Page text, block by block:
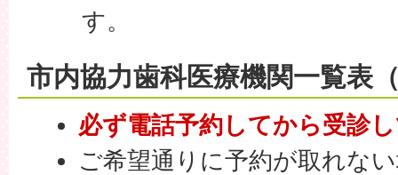
す。
市内協力歯科医療機関一覧表
必ず電話予約してから受診
ご希望通りに予約が取れな